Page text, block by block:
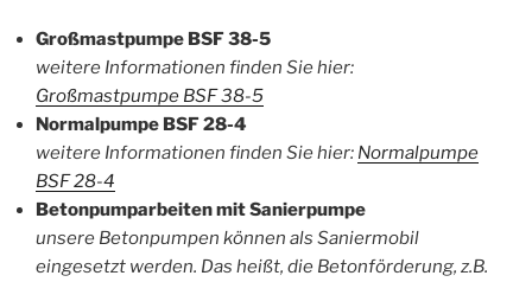
Großmastpumpe BSF 38-5
weitere Informationen finden Sie hier:
Großmastpumpe BSF 38-5
Normalpumpe BSF 28-4
weitere Informationen finden Sie hier: Normalpumpe
BSF 28-4
Betonpumparbeiten mit Sanierpumpe
unsere Betonpumpen können als Saniermobil
eingesetzt werden. Das heißt, die Betonförderung, z.B.